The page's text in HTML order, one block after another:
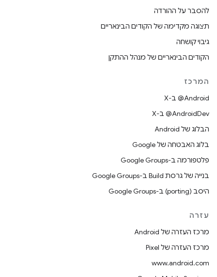
להסבר על ההורדה
תצוגה מקדימה של הקודים הבינאריים
גיבוי קושחה
הקודים הבינאריים של מנהל ההתקן
המרכז
‫‎@Android ב-X
‫‎@AndroidDev ב-X
הבלוג של Android
בלוג האבטחה של Google
פלטפורמה ב-Google Groups
בנייה של גרסת Build ב-Google Groups
היסב (porting) ב-Google Groups
עזרה
מרכז העזרה של Android
מרכז העזרה של Pixel
www.android.com